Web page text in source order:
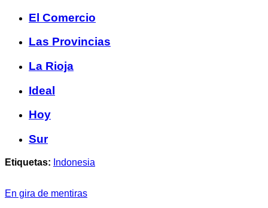
El Comercio
Las Provincias
La Rioja
Ideal
Hoy
Sur
Etiquetas: Indonesia
En gira de mentiras